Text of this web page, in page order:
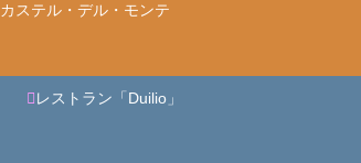
カステル・デル・モンテ
レストラン「Duilio」